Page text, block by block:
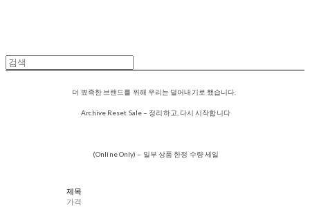
더 뾰족한 브랜드를 위해 우리는 덜어내기로 했습니다.
Archive Reset Sale – 정리하고, 다시 시작합니다
(Online Only) – 일부 상품 한정 수량 세일
제목
가격